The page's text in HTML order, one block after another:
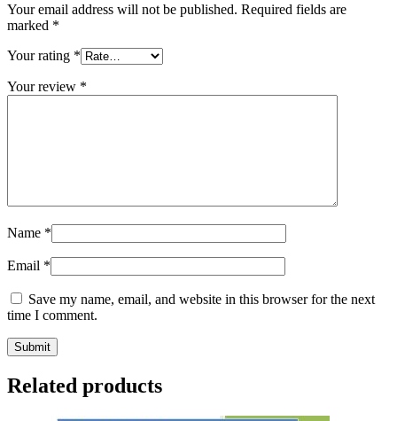
Your email address will not be published. Required fields are
marked *
Your rating *
Your review *
Name *
Email *
Save my name, email, and website in this browser for the next
time I comment.
Related products